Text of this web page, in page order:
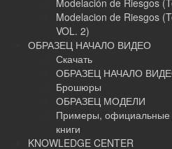
Modelacion de Riesgos
VOL. 2)
ОБРАЗЕЦ НАЧАЛО ВИДЕО
Скачать
ОБРАЗЕЦ НАЧАЛО
Брошюры
ОБРАЗЕЦ МОДЕЛИ
Примеры, официальные
книги
KNOWLEDGE CENTER